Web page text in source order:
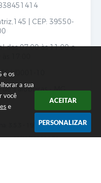
e os
a sua
você
e
ACEITAR
PERSONALIZAR
| CEP: 39550-
das 07:00 às 11:00 e
0001-10
Taiobeiras - MG
3.5.3 - 19/06/2026
em:06/08/2026 12:52